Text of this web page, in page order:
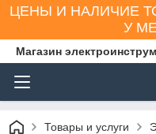
ЦЕНЫ И НАЛИЧИЕ
У
Магазин
Товары и услуги